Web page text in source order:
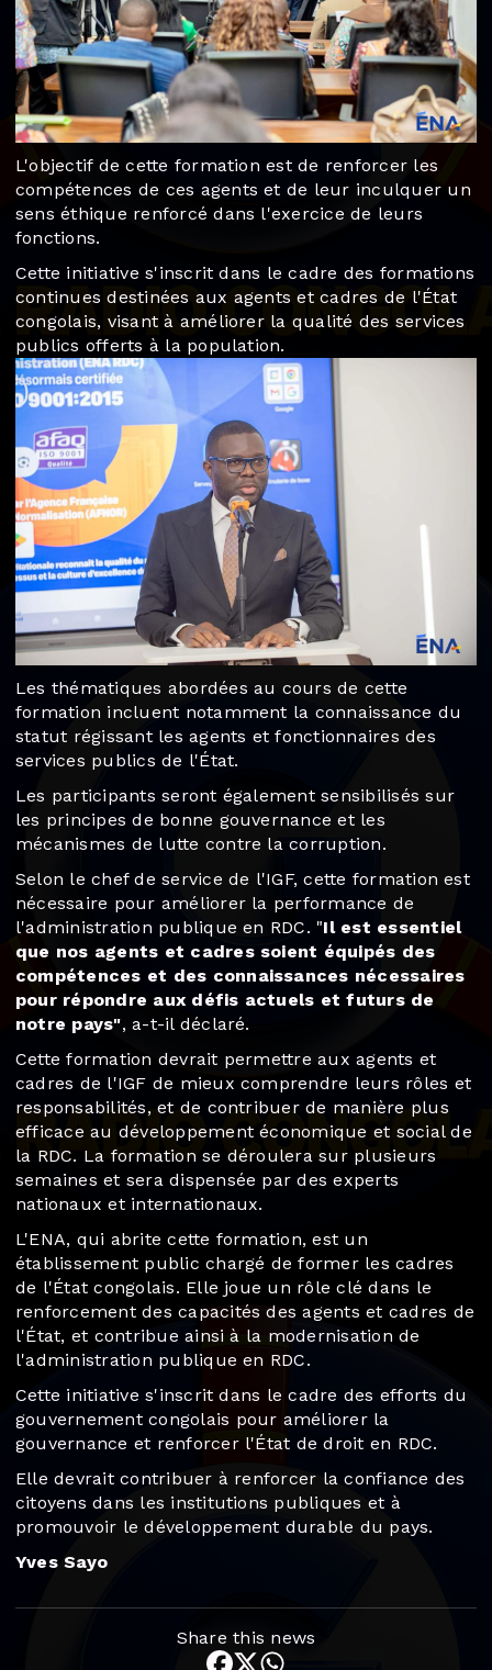
L'objectif de cette formation est de renforcer les
compétences de ces agents et de leur inculquer un
sens éthique renforcé dans l'exercice de leurs
fonctions.
Cette initiative s'inscrit dans le cadre des formations
continues destinées aux agents et cadres de l'État
congolais, visant à améliorer la qualité des services
publics offerts à la population.
Les thématiques abordées au cours de cette
formation incluent notamment la connaissance du
statut régissant les agents et fonctionnaires des
services publics de l'État.
Les participants seront également sensibilisés sur
les principes de bonne gouvernance et les
mécanismes de lutte contre la corruption.
Selon le chef de service de l'IGF, cette formation est
nécessaire pour améliorer la performance de
l'administration publique en RDC. "Il est essentiel
que nos agents et cadres soient équipés des
compétences et des connaissances nécessaires
pour répondre aux défis actuels et futurs de
notre pays", a-t-il déclaré.
Cette formation devrait permettre aux agents et
cadres de l'IGF de mieux comprendre leurs rôles et
responsabilités, et de contribuer de manière plus
efficace au développement économique et social de
la RDC. La formation se déroulera sur plusieurs
semaines et sera dispensée par des experts
nationaux et internationaux.
L'ENA, qui abrite cette formation, est un
établissement public chargé de former les cadres
de l'État congolais. Elle joue un rôle clé dans le
renforcement des capacités des agents et cadres de
l'État, et contribue ainsi à la modernisation de
l'administration publique en RDC.
Cette initiative s'inscrit dans le cadre des efforts du
gouvernement congolais pour améliorer la
gouvernance et renforcer l'État de droit en RDC.
Elle devrait contribuer à renforcer la confiance des
citoyens dans les institutions publiques et à
promouvoir le développement durable du pays.
Yves Sayo
Share this news